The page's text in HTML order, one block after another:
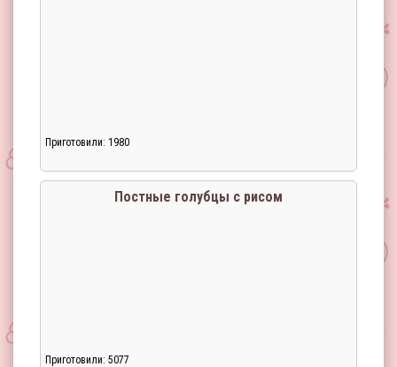
Приготовили: 1980
Постные голубцы с рисом
Приготовили: 5077